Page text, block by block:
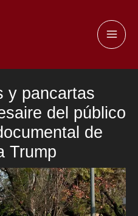
y pancartas
del público
de
Trump